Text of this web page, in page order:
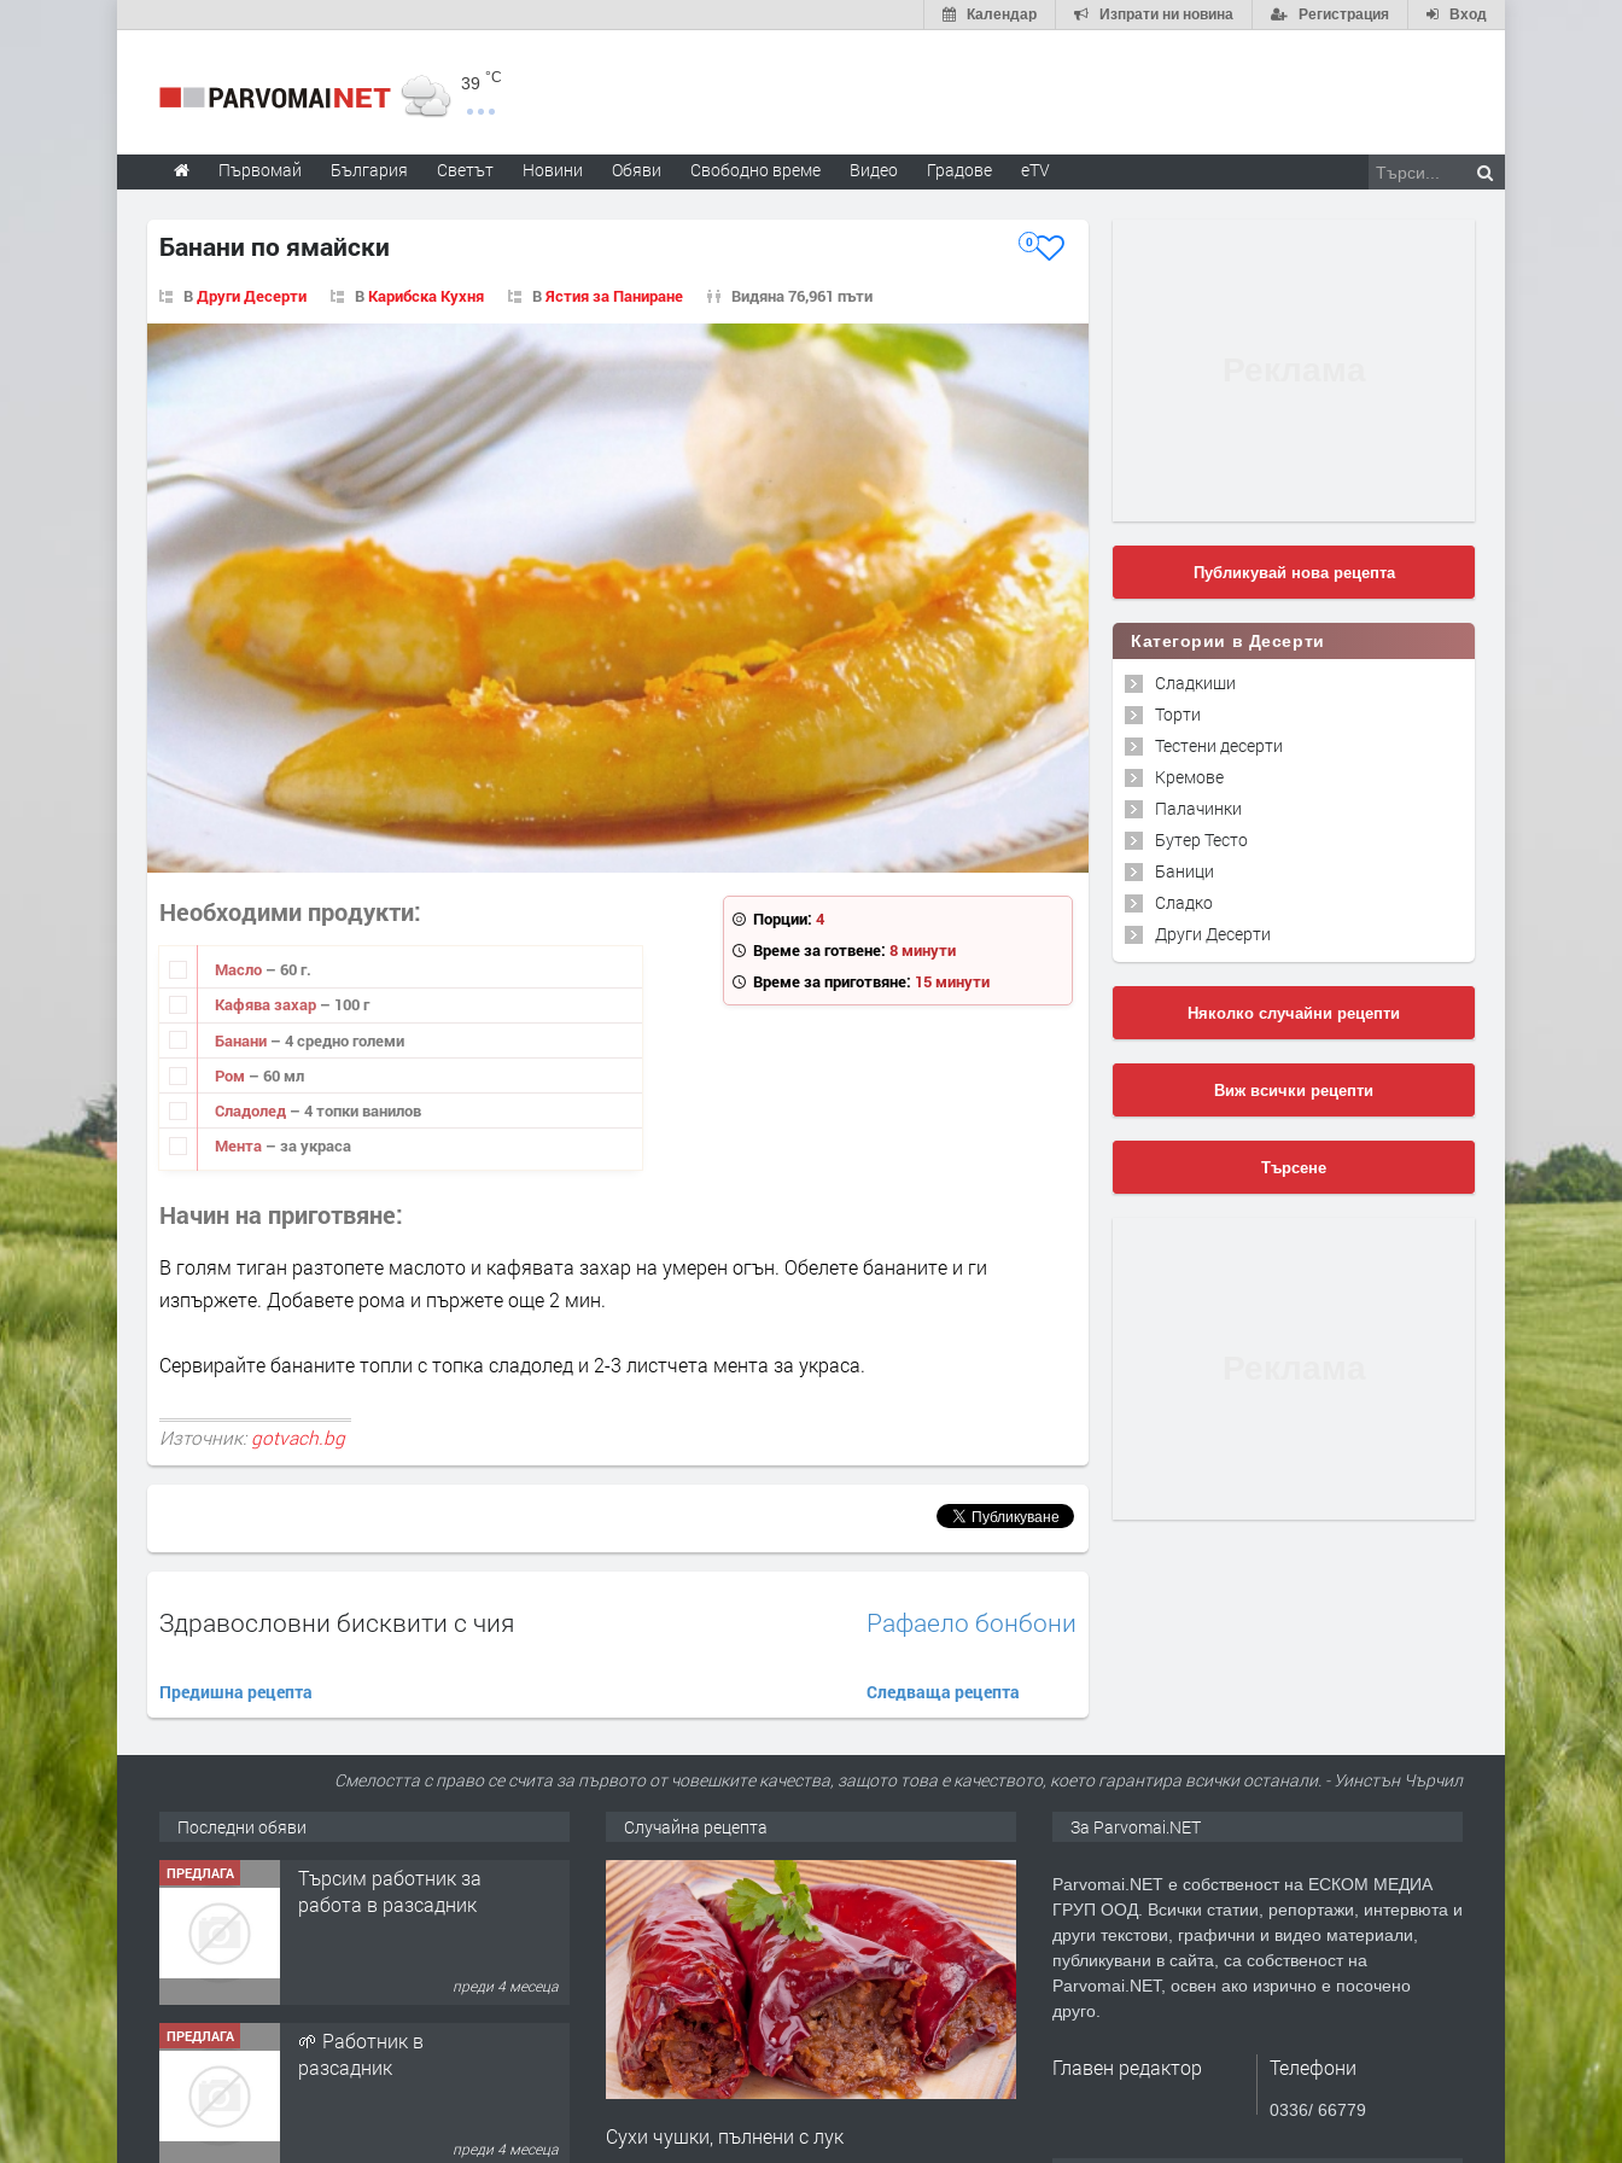
Вход
Регистрация
Изпрати ни новина
Календар
39 °C
Първомай България Светът Новини Обяви Свободно време Видео Градове eTV
Банани по ямайски 0
ВДруги Десерти ВКарибска Кухня ВЯстия за Паниране Видяна 76,961 пъти
Порции: 4
Време за готвене: 8 минути
Време за приготвяне: 15 минути
Необходими продукти
Масло – 60 г.
Кафява захар – 100 г
Банани – 4 средно големи
Ром – 60 мл
Сладолед – 4 топки ванилов
Мента – за украса
Начин на приготвяне
В голям тиган разтопете маслото и кафявата захар на умерен огън. Обелете бананите и ги
изпържете. Добавете рома и пържете още 2 мин.
Сервирайте бананите топли с топка сладолед и 2-3 листчета мента за украса.
Източник: gotvach.bg
Здравословни бисквити с чия
Предишна рецепта
Рафаело бонбони
Следваща рецепта
Публикувай нова рецепта
Категории в Десерти
Сладкиши
Торти
Тестени десерти
Кремове
Палачинки
Бутер Тесто
Баници
Сладко
Други Десерти
Няколко случайни рецепти
Виж всички рецепти
Търсене
Смелостта с право се счита за първото от човешките качества, защото това е качеството, което гарантира всички останали. - Уинстън Чърчил
Последни обяви
ПРЕДЛАГА
Търсим работник за
работа в разсадник
преди 4 месеца
ПРЕДЛАГА
🌱 Работник в
разсадник
преди 4 месеца
Случайна рецепта
Сухи чушки, пълнени с лук
За Parvomai.NET
Parvomai.NET е собственост на ЕСКОМ МЕДИА
ГРУП ООД. Всички статии, репортажи, интервюта и
други текстови, графични и видео материали,
публикувани в сайта, са собственост на
Parvomai.NET, освен ако изрично е посочено
друго.
Главен редактор Телефони
0336/ 66779